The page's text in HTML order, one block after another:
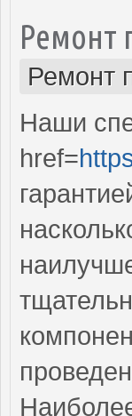
Ремонт
Ремонт
Наши
href=